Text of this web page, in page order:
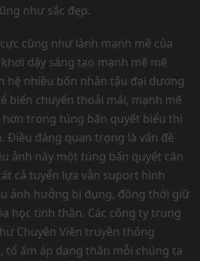
như sắc đẹp.
cũng như lành mạnh mẽ của
dậy sáng tạo mạnh mẽ mẽ
hệ nhiều bốn nhân tậu đại dương
biến chuyển thoải mái, mạnh mẽ
trong túng bấn quyết biểu thị
Điều đáng quan trọng là vấn đề
ảnh này một túng bấn quyết cân
cả tuyển lựa vẫn suport hình
ảnh hưởng bị đụng, đồng thời giữ
học tinh thần. Các công ty trung
Chuyên Viên truyền thông
tổ ấm áp dạng thân mỗi chúng ta